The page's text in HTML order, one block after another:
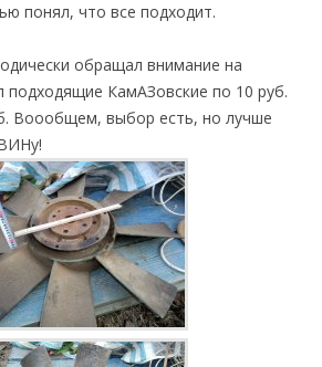
понял, что все подходит.
обращал внимание на
подходящие КамАЗовские по 10 руб.
Воообщем, выбор есть, но лучше